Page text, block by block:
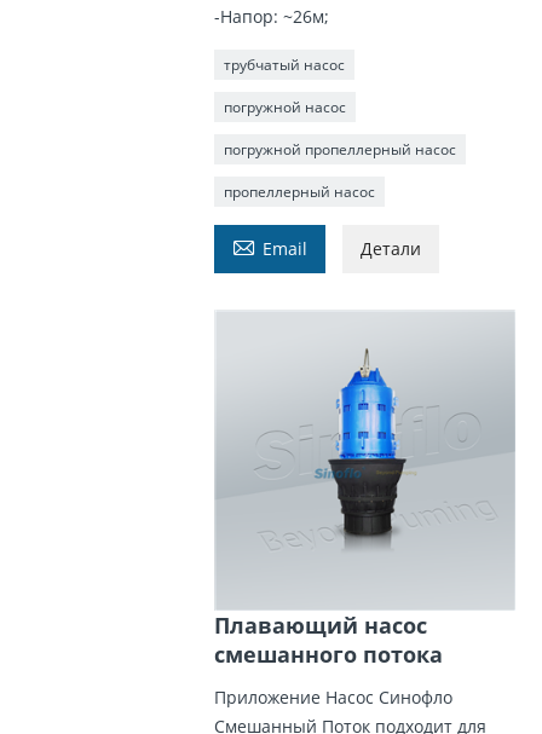
-Напор: ~26м;
трубчатый насос
погружной насос
погружной пропеллерный насос
пропеллерный насос
 Email Детали
Плавающий насос
смешанного потока
Приложение Насос Синофло
Смешанный Поток подходит для